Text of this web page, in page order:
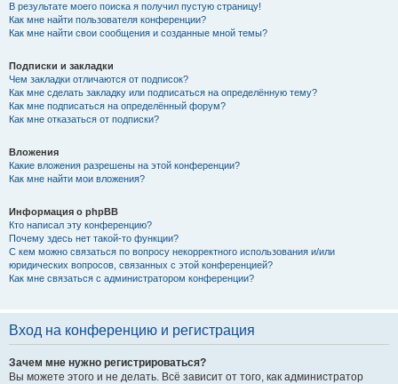
В результате моего поиска я получил пустую страницу!
Как мне найти пользователя конференции?
Как мне найти свои сообщения и созданные мной темы?
Подписки и закладки
Чем закладки отличаются от подписок?
Как мне сделать закладку или подписаться на определённую тему?
Как мне подписаться на определённый форум?
Как мне отказаться от подписки?
Вложения
Какие вложения разрешены на этой конференции?
Как мне найти мои вложения?
Информация о phpBB
Кто написал эту конференцию?
Почему здесь нет такой-то функции?
С кем можно связаться по вопросу некорректного использования и/или
юридических вопросов, связанных с этой конференцией?
Как мне связаться с администратором конференции?
Вход на конференцию и регистрация
Зачем мне нужно регистрироваться?
Вы можете этого и не делать. Всё зависит от того, как администратор